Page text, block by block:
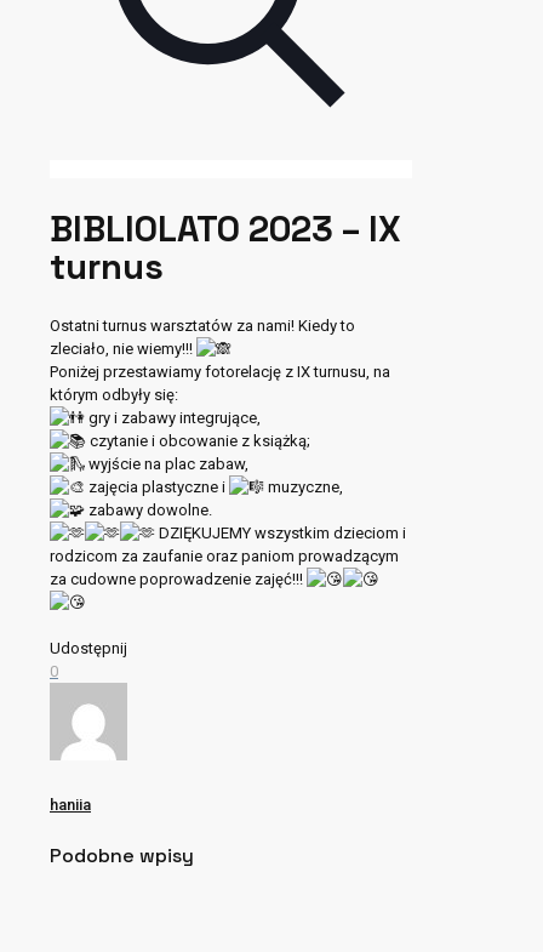
BIBLIOLATO 2023 – IX
turnus
Ostatni turnus warsztatów za nami! Kiedy to
zleciało, nie wiemy!!!
Poniżej przestawiamy fotorelację z IX turnusu, na
którym odbyły się:
gry i zabawy integrujące,
czytanie i obcowanie z książką;
wyjście na plac zabaw,
zajęcia plastyczne i
muzyczne,
zabawy dowolne.
DZIĘKUJEMY wszystkim dzieciom i
rodzicom za zaufanie oraz paniom prowadzącym
za cudowne poprowadzenie zajęć!!!
Udostępnij
0
haniia
Podobne wpisy